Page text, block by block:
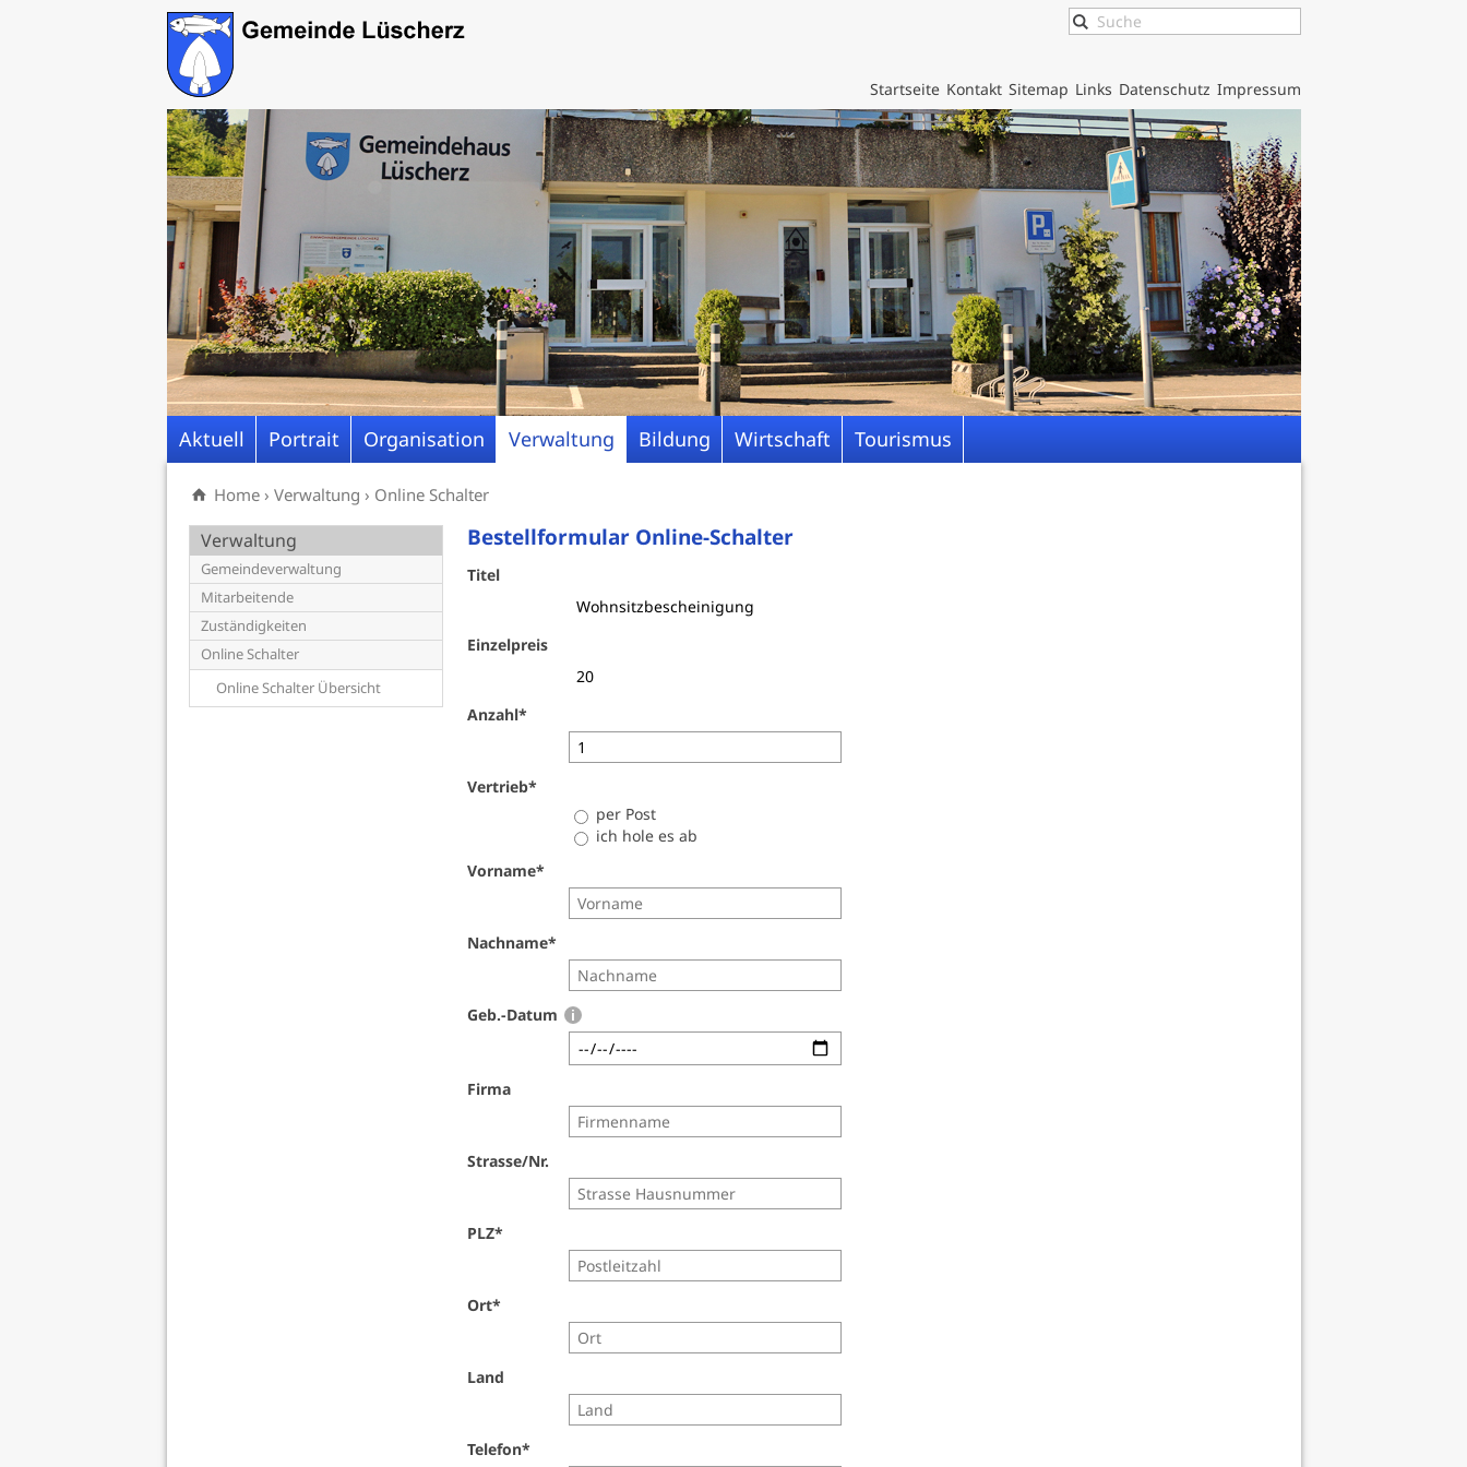
Startseite Kontakt Sitemap Links Datenschutz Impressum
Aktuell Portrait Organisation Verwaltung Bildung Wirtschaft Tourismus
Home ›Verwaltung › Online Schalter
Verwaltung
Gemeindeverwaltung
Mitarbeitende
Zuständigkeiten
Online Schalter
Online Schalter Übersicht
Bestellformular Online-Schalter
Titel
Einzelpreis
Anzahl*
Vertrieb*
per Post
ich hole es ab
Vorname*
Nachname*
Geb.-Datum
Firma
Strasse/Nr.
PLZ*
Ort*
Land
Telefon*